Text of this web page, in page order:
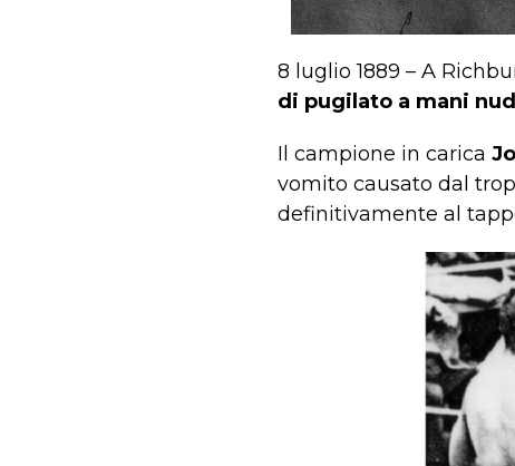
8 luglio 1889 – A
di pugilato a mani
Il campione in carica
vomito causato dal
definitivamente al